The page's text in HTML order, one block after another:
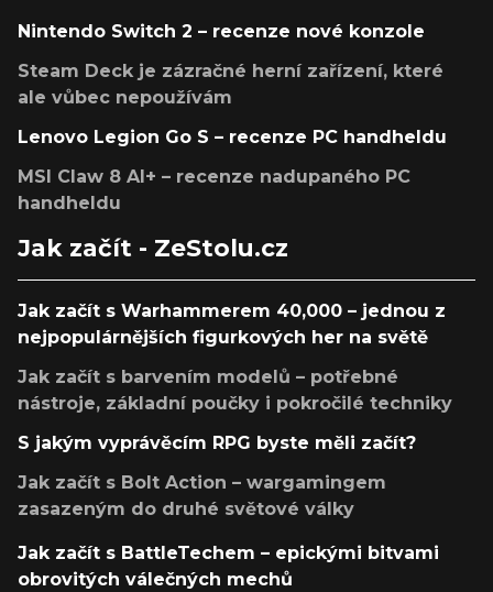
Nintendo Switch 2 – recenze nové konzole
Steam Deck je zázračné herní zařízení, které
ale vůbec nepoužívám
Lenovo Legion Go S – recenze PC handheldu
MSI Claw 8 AI+ – recenze nadupaného PC
handheldu
Jak začít - ZeStolu.cz
Jak začít s Warhammerem 40,000 – jednou z
nejpopulárnějších figurkových her na světě
Jak začít s barvením modelů – potřebné
nástroje, základní poučky i pokročilé techniky
S jakým vyprávěcím RPG byste měli začít?
Jak začít s Bolt Action – wargamingem
zasazeným do druhé světové války
Jak začít s BattleTechem – epickými bitvami
obrovitých válečných mechů